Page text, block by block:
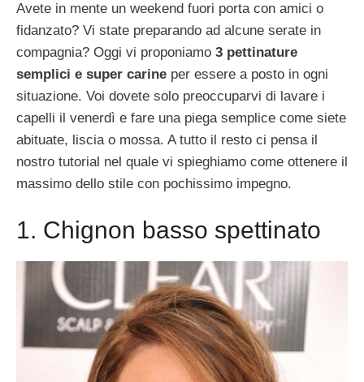
Avete in mente un weekend fuori porta con amici o
fidanzato? Vi state preparando ad alcune serate in
compagnia? Oggi vi proponiamo 3 pettinature
semplici e super carine per essere a posto in ogni
situazione. Voi dovete solo preoccuparvi di lavare i
capelli il venerdì e fare una piega semplice come siete
abituate, liscia o mossa. A tutto il resto ci pensa il
nostro tutorial nel quale vi spieghiamo come ottenere il
massimo dello stile con pochissimo impegno.
1. Chignon basso spettinato